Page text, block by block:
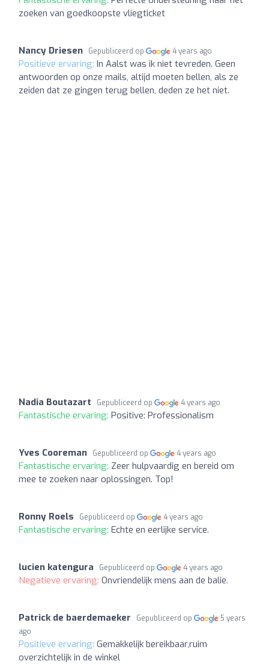
zoeken van goedkoopste vliegticket
Nancy Driesen Gepubliceerd op 4 years ago
Positieve ervaring: In Aalst was ik niet tevreden. Geen
antwoorden op onze mails, altijd moeten bellen, als ze
zeiden dat ze gingen terug bellen, deden ze het niet.
Nadia Boutazart Gepubliceerd op 4 years ago
Fantastische ervaring: Positive: Professionalism
Yves Cooreman Gepubliceerd op 4 years ago
Fantastische ervaring: Zeer hulpvaardig en bereid om
mee te zoeken naar oplossingen. Top!
Ronny Roels Gepubliceerd op 4 years ago
Fantastische ervaring: Echte en eerlijke service.
lucien katengura Gepubliceerd op 4 years ago
Negatieve ervaring: Onvriendelijk mens aan de balie.
Patrick de baerdemaeker Gepubliceerd op
5 years
ago
Positieve ervaring: Gemakkelijk bereikbaar,ruim
overzichtelijk in de winkel